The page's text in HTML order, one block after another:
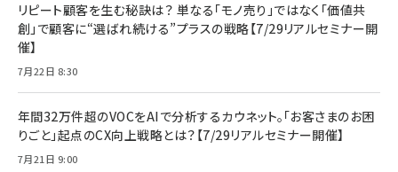
リピート顧客を生む秘訣は？ 単なる「モノ売り」ではなく「価値共
創」で顧客に“選ばれ続ける”プラスの戦略【7/29リアルセミナー開
催】
7月22日 8:30
年間32万件超のVOCをAIで分析するカウネット。「お客さまのお困
りごと」起点のCX向上戦略とは？【7/29リアルセミナー開催】
7月21日 9:00